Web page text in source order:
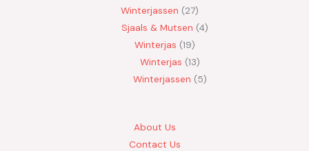
Winterjassen
27
Sjaals & Mutsen 4
Winterjas 19
Winterjas 13
Winterjassen
5
About Us
Contact Us